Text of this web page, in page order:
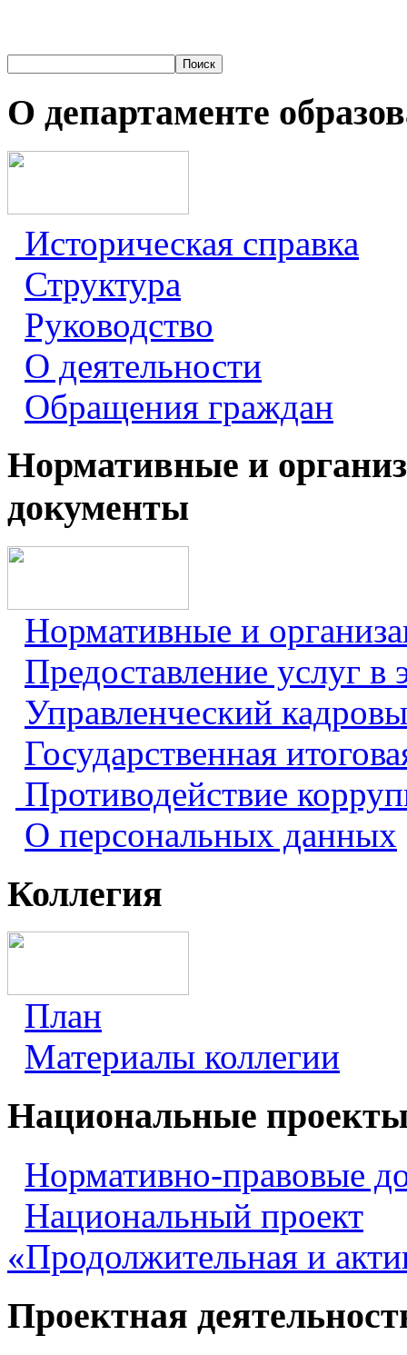
О департаменте
Историческая справка
Структура
Руководство
О деятельности
Обращения граждан
Нормативные и
документы
Нормативные и
Предоставление услуг в
Управленческий
Государственная
Противодействие
О персональных данных
Коллегия
План
Материалы коллегии
Национальные
Нормативно-правовые
Национальный проект
«Продолжительная и
Проектная